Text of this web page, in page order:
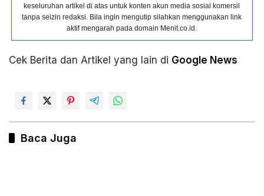
keseluruhan artikel di atas untuk konten akun media sosial komersil
tanpa seizin redaksi. Bila ingin mengutip silahkan menggunakan link
aktif mengarah pada domain Menit.co.id.
Cek Berita dan Artikel yang lain di Google News
Baca Juga